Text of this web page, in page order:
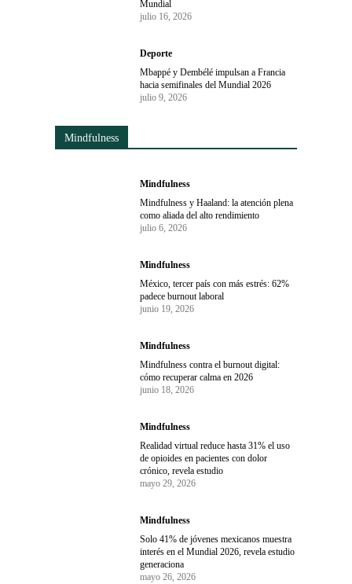
Mundial
julio 16, 2026
Deporte
Mbappé y Dembélé impulsan a Francia
hacia semifinales del Mundial 2026
julio 9, 2026
Mindfulness
Mindfulness
Mindfulness y Haaland: la atención plena
como aliada del alto rendimiento
julio 6, 2026
Mindfulness
México, tercer país con más estrés: 62%
padece burnout laboral
junio 19, 2026
Mindfulness
Mindfulness contra el burnout digital:
cómo recuperar calma en 2026
junio 18, 2026
Mindfulness
Realidad virtual reduce hasta 31% el uso
de opioides en pacientes con dolor
crónico, revela estudio
mayo 29, 2026
Mindfulness
Solo 41% de jóvenes mexicanos muestra
interés en el Mundial 2026, revela estudio
generaciona
mayo 26, 2026